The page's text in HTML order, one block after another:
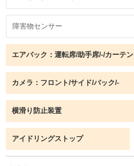
障害物センサー
エアバック：運転席/助手席/-/カーテン
カメラ：フロント/サイド/バック/-
横滑り防止装置
アイドリングストップ